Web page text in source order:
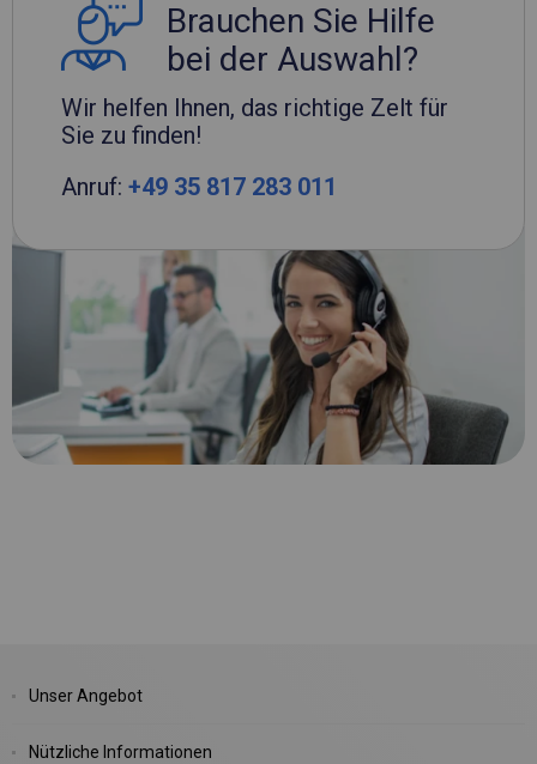
Brauchen Sie Hilfe
bei der Auswahl?
Wir helfen Ihnen, das richtige Zelt für
Sie zu finden!
Anruf: +49 35 817 283 011
Unser Angebot
Nützliche Informationen